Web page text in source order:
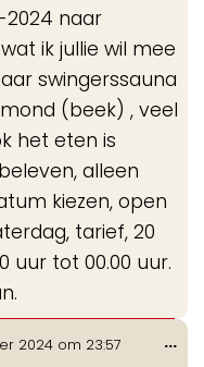
2024 naar
ik jullie wil mee
swingerssauna
(beek) , veel
het eten is
alleen
kiezen, open
tarief, 20
uur tot 00.00 uur.
2024 om 23:57 ...